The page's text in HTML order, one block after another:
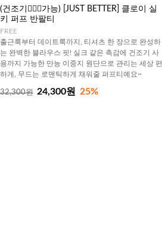
(건조기🙆🏻‍♀️가능) [JUST BETTER] 클로이 실
키 퍼프 반팔티
FREE
출근룩부터 데이트룩까지, 티셔츠 한 장으로 완성하
는 완벽한 블라우스 핏! 실크 같은 촉감에 건조기 사
용까지 가능한 만능 이중지 원단으로 관리는 세상 편
하게, 무드는 로맨틱하게 채워줄 퍼프티예요~
32,300원 24,300원 25%